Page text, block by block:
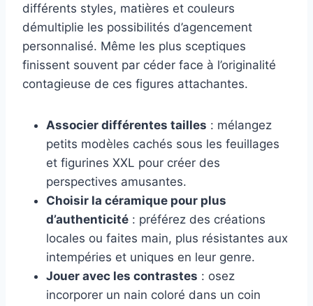
différents styles, matières et couleurs
démultiplie les possibilités d’agencement
personnalisé. Même les plus sceptiques
finissent souvent par céder face à l’originalité
contagieuse de ces figures attachantes.
Associer différentes tailles : mélangez
petits modèles cachés sous les feuillages
et figurines XXL pour créer des
perspectives amusantes.
Choisir la céramique pour plus
d’authenticité : préférez des créations
locales ou faites main, plus résistantes aux
intempéries et uniques en leur genre.
Jouer avec les contrastes : osez
incorporer un nain coloré dans un coin